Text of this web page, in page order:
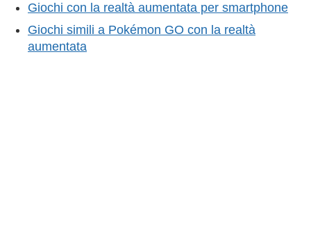
Giochi con la realtà aumentata per smartphone
Giochi simili a Pokémon GO con la realtà
aumentata